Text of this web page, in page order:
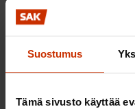
Suostumus
Tämä sivusto käyttää
kolmikantaisesti
ns. Lex-Nokia pykälät
kolmikantaisesti ja